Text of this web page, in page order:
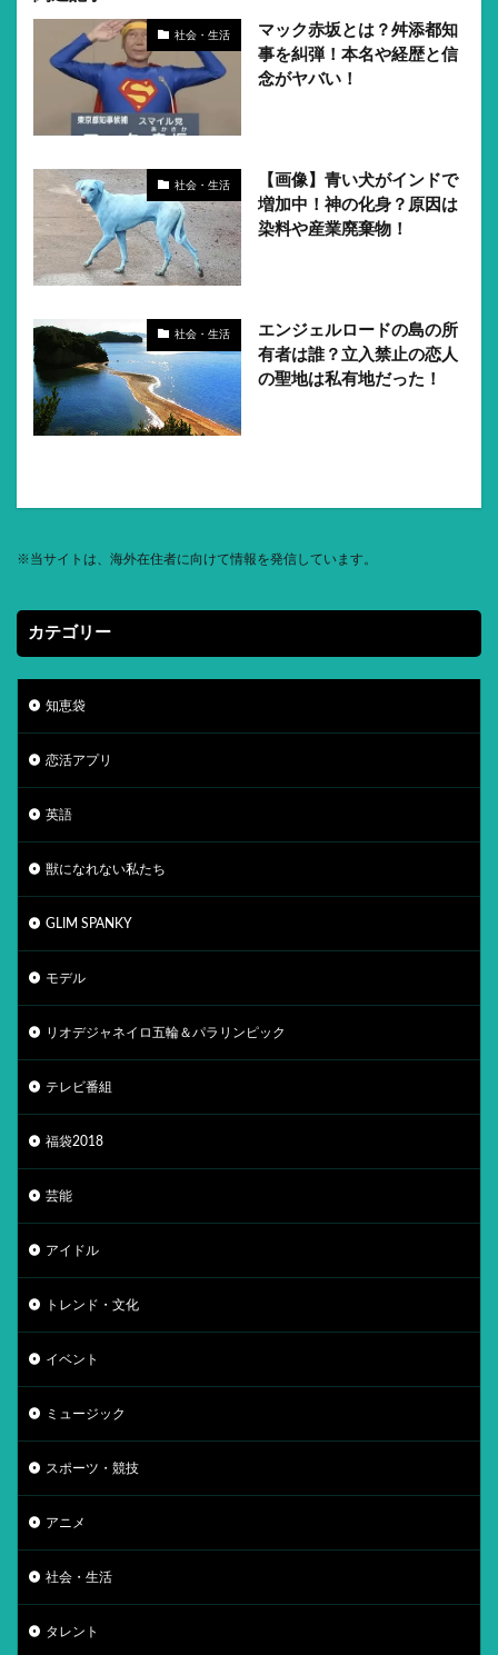
社会・生活
マック赤坂とは？舛添都知
事を糾弾！本名や経歴と信
念がヤバい！
社会・生活
【画像】青い犬がインドで
増加中！神の化身？原因は
染料や産業廃棄物！
社会・生活
エンジェルロードの島の所
有者は誰？立入禁止の恋人
の聖地は私有地だった！
※当サイトは、海外在住者に向けて情報を発信しています。
カテゴリー
知恵袋
恋活アプリ
英語
獣になれない私たち
GLIM SPANKY
モデル
リオデジャネイロ五輪＆パラリンピック
テレビ番組
福袋2018
芸能
アイドル
トレンド・文化
イベント
ミュージック
スポーツ・競技
アニメ
社会・生活
タレント